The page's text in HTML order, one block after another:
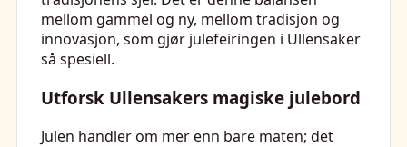
mellom gammel og ny, mellom tradisjon og
innovasjon, som gjør julefeiringen i Ullensaker
så spesiell.
Utforsk Ullensakers magiske julebord
Julen handler om mer enn bare maten; det